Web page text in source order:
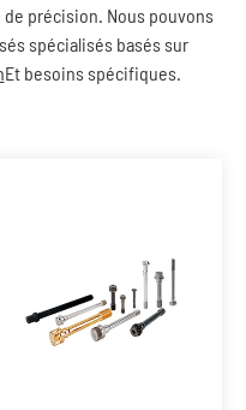
précision. Nous pouvons
spécialisés basés sur
Et besoins spécifiques.